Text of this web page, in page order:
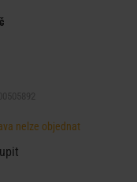
nelze objednat